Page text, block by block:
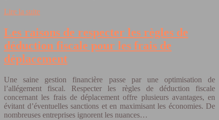
Lire la suite
Les raisons de respecter les règles de
déduction fiscale pour les frais de
déplacement
Une saine gestion financière passe par une optimisation de
l’allégement fiscal. Respecter les règles de déduction fiscale
concernant les frais de déplacement offre plusieurs avantages, en
évitant d’éventuelles sanctions et en maximisant les économies. De
nombreuses entreprises ignorent les nuances…